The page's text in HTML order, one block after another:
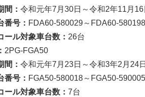
間： 令和元年7月30日～令和2年11月16
号： FDA60-580029～FDA60-580198
ル対象車台数： 26台
2PG-FGA50
間： 令和元年7月23日～令和3年2月24日
号： FGA50-580018～FGA50-590005
ル対象車台数： 7台